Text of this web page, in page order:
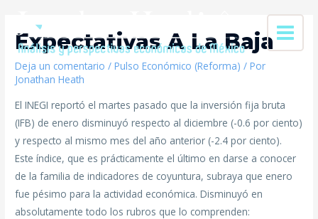
Expectativas A La Baja
Deja un comentario /Pulso Económico (Reforma) / Por
Jonathan Heath
El INEGI reportó el martes pasado que la inversión fija bruta
(IFB) de enero disminuyó respecto al diciembre (-0.6 por ciento)
y respecto al mismo mes del año anterior (-2.4 por ciento).
Este índice, que es prácticamente el último en darse a conocer
de la familia de indicadores de coyuntura, subraya que enero
fue pésimo para la actividad económica. Disminuyó en
absolutamente todo los rubros que lo comprenden: